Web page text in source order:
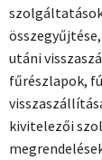
utáni
fűrészlapok,
kivitelezői